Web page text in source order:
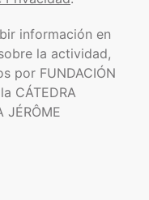
información en
la actividad,
por FUNDACIÓN
CÁTEDRA
JÉRÔME